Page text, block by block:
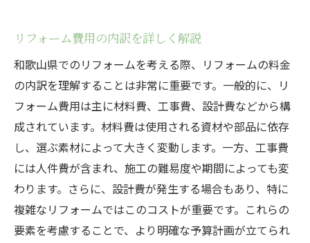
リフォーム費用の内訳を詳しく解説
和歌山県でのリフォームを考える際、リフォームの料金
の内訳を理解することは非常に重要です。一般的に、リ
フォーム費用は主に材料費、工事費、設計費などから構
成されています。材料費は使用される資材や部品に依存
し、選ぶ素材によって大きく変動します。一方、工事費
には人件費が含まれ、施工の難易度や期間によっても変
わります。さらに、設計費が発生する場合もあり、特に
複雑なリフォームではこのコストが重要です。これらの
要素を考慮することで、より明確な予算計画が立てられ